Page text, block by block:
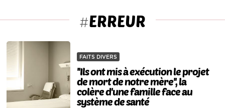
#ERREUR
FAITS DIVERS
''Ils ont mis à exécution le projet
de mort de notre mère'', la
colère d'une famille face au
système de santé